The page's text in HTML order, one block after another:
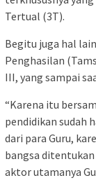
Tertual (3T).
Begitu juga hal
Penghasilan
III, yang sampai
“Karena itu
pendidikan sudah
dari para Guru,
bangsa ditentukan
aktor utamanya